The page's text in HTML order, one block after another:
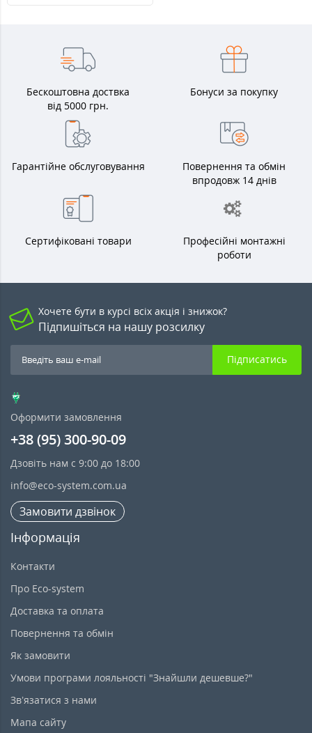
Бескоштовна доствка
від 5000 грн.
Бонуси за покупку
Гарантійне обслуговування
Повернення та обмін
впродовж 14 днів
Сертифіковані товари
Професійні монтажні
роботи
Хочете бути в курсі всіх акція і знижок?
Підпишіться на нашу розсилку
Підписатись
Оформити замовлення
+38 (95) 300-90-09
Дзовіть нам с 9:00 до 18:00
info@eco-system.com.ua
Замовити дзвінок
Інформація
Контакти
Про Eco-system
Доставка та оплата
Повернення та обмін
Як замовити
Умови програми лояльності "Знайшли дешевше?"
Зв’язатися з нами
Мапа сайту